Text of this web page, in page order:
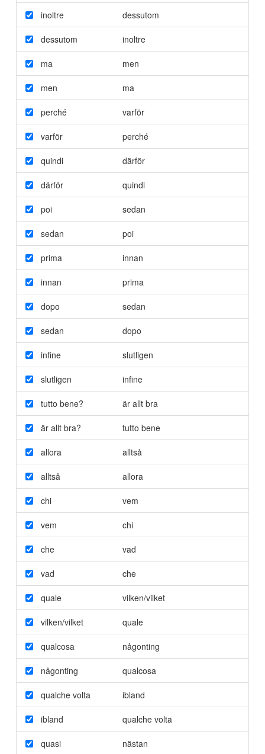
inoltre dessutom
dessutom inoltre
ma men
men ma
perché varför
varför perché
quindi därför
därför quindi
poi sedan
sedan poi
prima innan
innan prima
dopo sedan
sedan dopo
infine slutligen
slutligen infine
tutto bene? är allt bra
är allt bra? tutto bene
allora alltså
alltså allora
chi vem
vem chi
che vad
vad che
quale vilken/vilket
vilken/vilket quale
qualcosa någonting
någonting qualcosa
qualche volta ibland
ibland qualche volta
quasi nästan